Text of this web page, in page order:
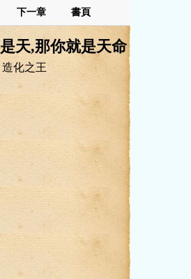
下一章 書頁
天,那你就是天命
化之王